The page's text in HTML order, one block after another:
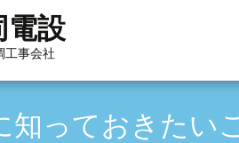
電設
工事会社
っておきたい